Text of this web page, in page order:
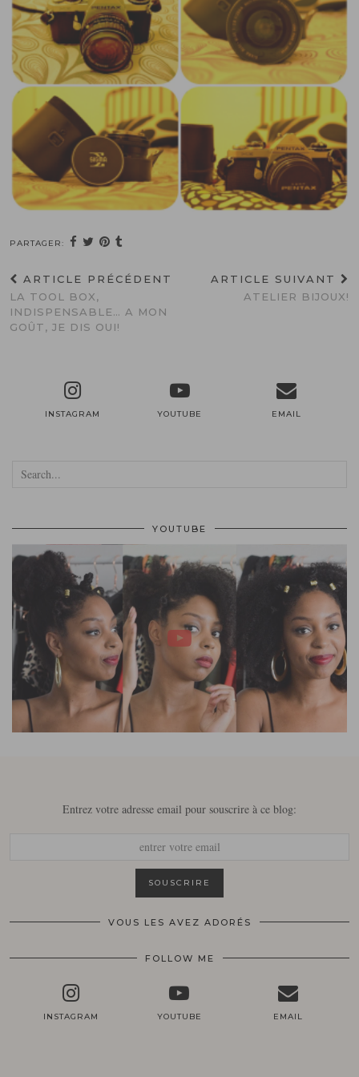
PARTAGER:
ARTICLE PRÉCÉDENT
LA TOOL BOX,
INDISPENSABLE… A MON
GOÛT, JE DIS OUI!
ARTICLE SUIVANT
ATELIER BIJOUX!
INSTAGRAM YOUTUBE EMAIL
YOUTUBE
Entrez votre adresse email pour souscrire à ce blog:
VOUS LES AVEZ ADORÉS
FOLLOW ME
INSTAGRAM YOUTUBE EMAIL